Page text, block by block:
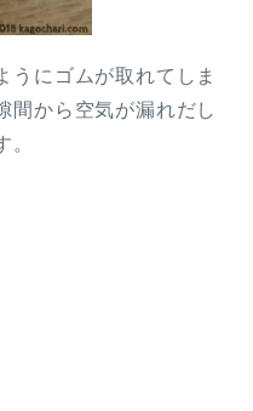
うにゴムが取れてしま
間から空気が漏れだし
。